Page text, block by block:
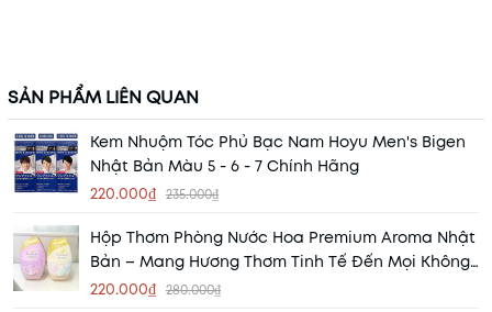
SẢN PHẨM LIÊN QUAN
Kem Nhuộm Tóc Phủ Bạc Nam Hoyu Men's Bigen
Nhật Bản Màu 5 - 6 - 7 Chính Hãng
220.000₫ 235.000₫
Hộp Thơm Phòng Nước Hoa Premium Aroma Nhật
Bản – Mang Hương Thơm Tinh Tế Đến Mọi Không
Gian
220.000₫ 280.000₫